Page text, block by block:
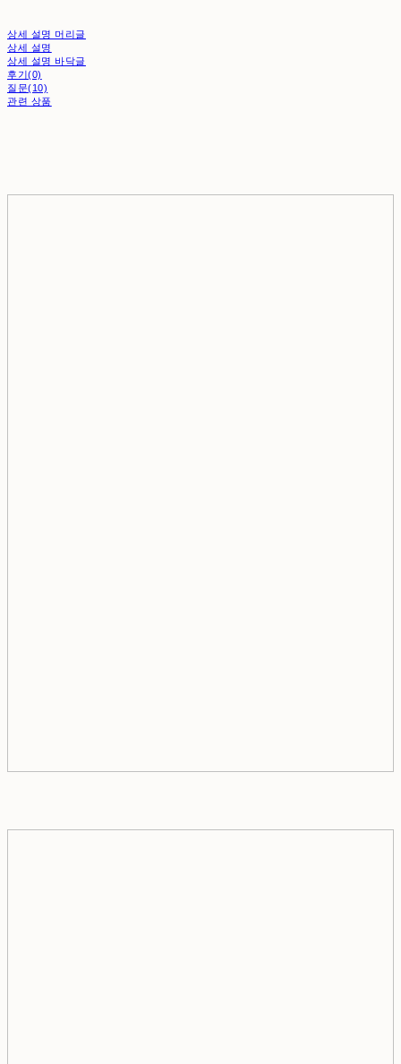
상세 설명 머리글
상세 설명
상세 설명 바닥글
후기(0)
질문(10)
관련 상품